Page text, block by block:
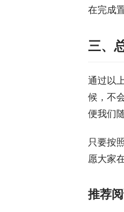
在完成
三、
通过以
候，不
便我们
只要按
愿大家
推荐阅